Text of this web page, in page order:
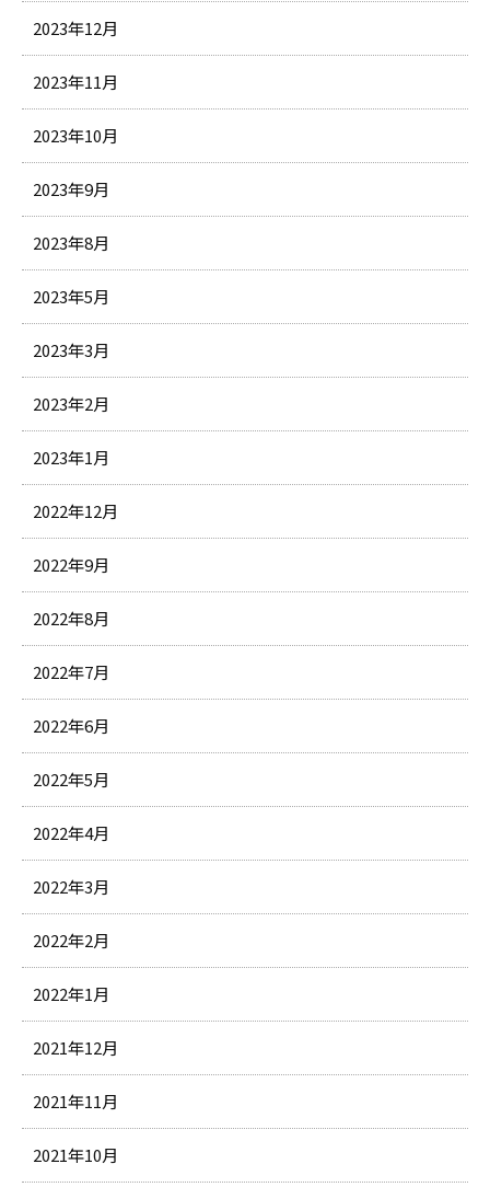
2023年12月
2023年11月
2023年10月
2023年9月
2023年8月
2023年5月
2023年3月
2023年2月
2023年1月
2022年12月
2022年9月
2022年8月
2022年7月
2022年6月
2022年5月
2022年4月
2022年3月
2022年2月
2022年1月
2021年12月
2021年11月
2021年10月